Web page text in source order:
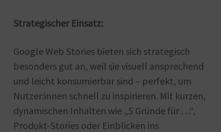
Strategischer Einsatz:
Google Web Stories bieten sich strategisch
besonders gut an, weil sie visuell ansprechend
und leicht konsumierbar sind – perfekt, um
Nutzer:innen schnell zu inspirieren. Mit kurzen,
dynamischen Inhalten wie „5 Gründe für …“,
Produkt-Stories oder Einblicken ins